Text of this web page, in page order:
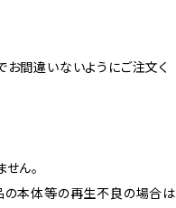
お間違いないようにご注文く
ん。
の本体等の再生不良の場合は